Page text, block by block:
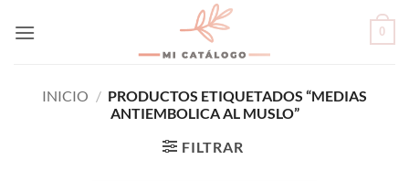
0
INICIO / PRODUCTOS ETIQUETADOS “MEDIAS
ANTIEMBOLICA AL MUSLO”
FILTRAR